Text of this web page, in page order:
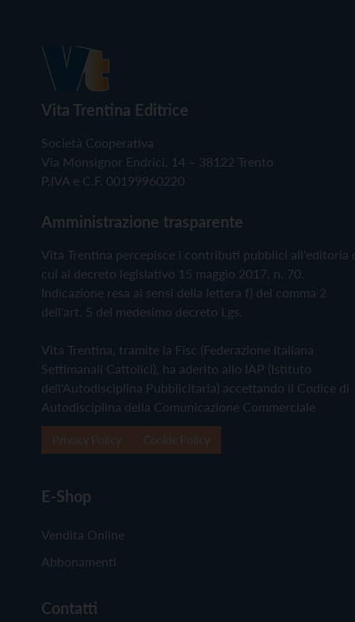
Vita Trentina Editrice
Società Cooperativa
Via Monsignor Endrici, 14 – 38122 Trento
P.IVA e C.F. 00199960220
Amministrazione trasparente
Vita Trentina percepisce i contributi pubblici all'editoria
cui al decreto legislativo 15 maggio 2017, n. 70.
Indicazione resa ai sensi della lettera f) del comma 2
dell'art. 5 del medesimo decreto Lgs.
Vita Trentina, tramite la Fisc (Federazione Italiana
Settimanali Cattolici), ha aderito allo IAP (Istituto
dell'Autodisciplina Pubblicitaria) accettando il Codice di
Autodisciplina della Comunicazione Commerciale
E-Shop
Vendita Online
Abbonamenti
Contatti